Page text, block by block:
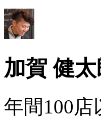
加賀 健
年間100